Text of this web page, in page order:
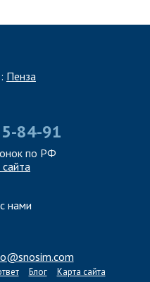
Пенза
84-91
по РФ
нами
Блог
Карта сайта